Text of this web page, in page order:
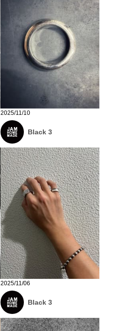
2025/11/10
Black 3
2025/11/06
Black 3